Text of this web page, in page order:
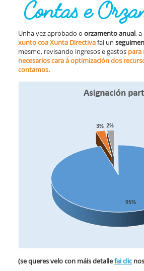
Contas e
Unha vez aprobado o orzamento anual, a
xunto coa Xunta Directivafai un
mesmo, revisando ingresos e gastos para
necesarios cara á optimización dos
contamos.
(se queres velo con máis detallefai clic